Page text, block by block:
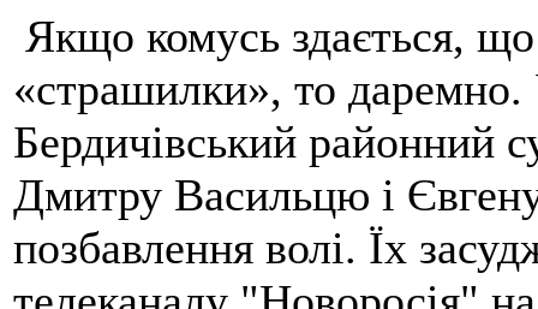
Якщо комусь здається, що
«страшилки», то даремно.
Бердичівський районний
Дмитру Васильцю і
позбавлення волі. Їх